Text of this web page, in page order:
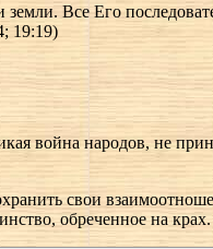
Все Его
19:19)
война народов, не
свои
обреченное на крах.